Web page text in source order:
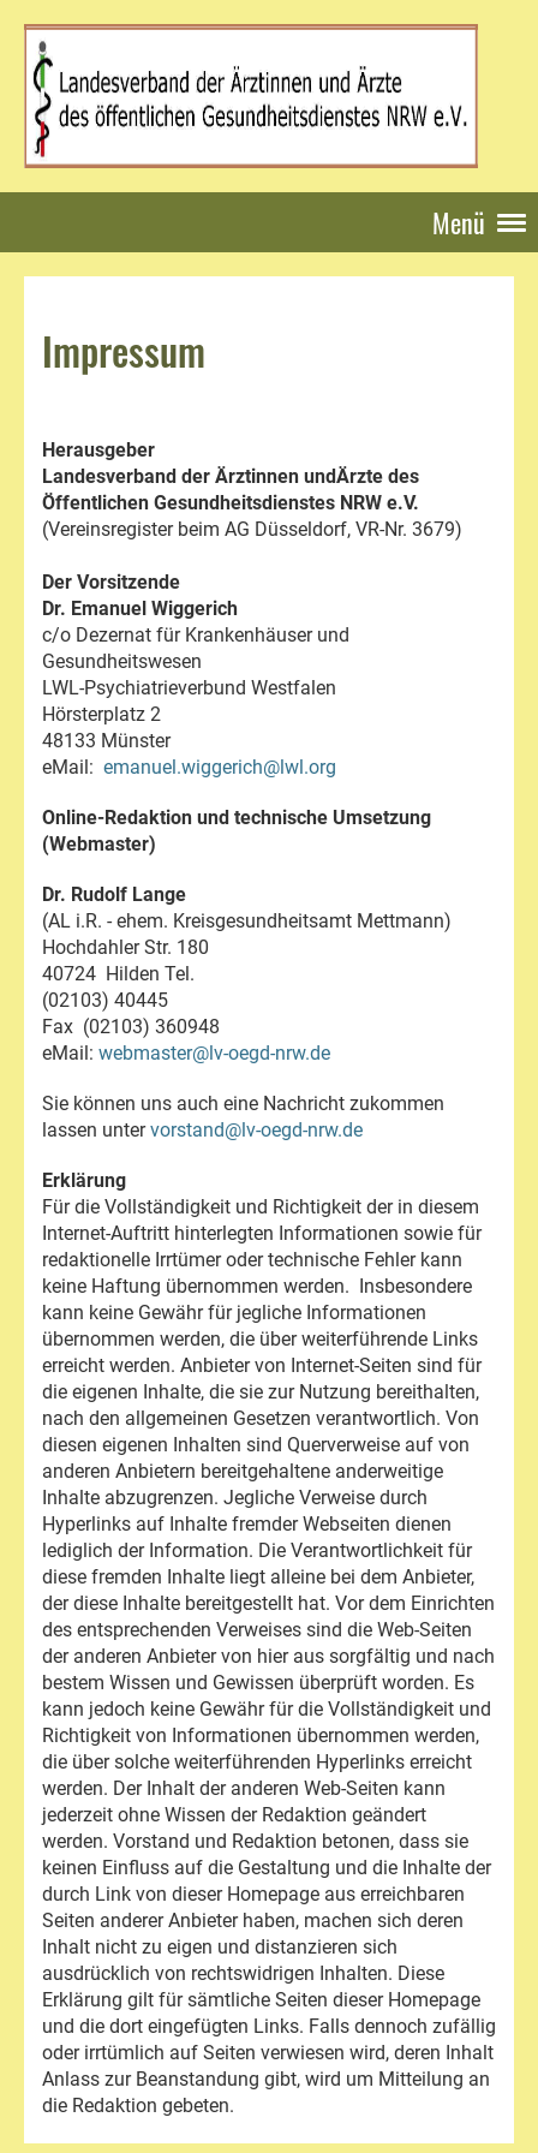
Menü
Impressum
Herausgeber
Landesverband der Ärztinnen undÄrzte des
Öffentlichen Gesundheitsdienstes NRW e.V.
(Vereinsregister beim AG Düsseldorf, VR-Nr. 3679)
Der Vorsitzende
Dr. Emanuel Wiggerich
c/o Dezernat für Krankenhäuser und
Gesundheitswesen
LWL-Psychiatrieverbund Westfalen
Hörsterplatz 2
48133 Münster
eMail: emanuel.wiggerich@lwl.org
Online-Redaktion und technische Umsetzung
(Webmaster)
Dr. Rudolf Lange
(AL i.R. - ehem. Kreisgesundheitsamt Mettmann)
Hochdahler Str. 180
40724 Hilden Tel.
(02103) 40445
Fax (02103) 360948
eMail: webmaster@lv-oegd-nrw.de
Sie können uns auch eine Nachricht zukommen
lassen untervorstand@lv-oegd-nrw.de
Erklärung
Für die Vollständigkeit und Richtigkeit der in diesem
Internet-Auftritt hinterlegten Informationen sowie für
redaktionelle Irrtümer oder technische Fehler kann
keine Haftung übernommen werden. Insbesondere
kann keine Gewähr für jegliche Informationen
übernommen werden, die über weiterführende Links
erreicht werden. Anbieter von Internet-Seiten sind für
die eigenen Inhalte, die sie zur Nutzung bereithalten,
nach den allgemeinen Gesetzen verantwortlich. Von
diesen eigenen Inhalten sind Querverweise auf von
anderen Anbietern bereitgehaltene anderweitige
Inhalte abzugrenzen. Jegliche Verweise durch
Hyperlinks auf Inhalte fremder Webseiten dienen
lediglich der Information. Die Verantwortlichkeit für
diese fremden Inhalte liegt alleine bei dem Anbieter,
der diese Inhalte bereitgestellt hat. Vor dem Einrichten
des entsprechenden Verweises sind die Web-Seiten
der anderen Anbieter von hier aus sorgfältig und nach
bestem Wissen und Gewissen überprüft worden. Es
kann jedoch keine Gewähr für die Vollständigkeit und
Richtigkeit von Informationen übernommen werden,
die über solche weiterführenden Hyperlinks erreicht
werden. Der Inhalt der anderen Web-Seiten kann
jederzeit ohne Wissen der Redaktion geändert
werden. Vorstand und Redaktion betonen, dass sie
keinen Einfluss auf die Gestaltung und die Inhalte der
durch Link von dieser Homepage aus erreichbaren
Seiten anderer Anbieter haben, machen sich deren
Inhalt nicht zu eigen und distanzieren sich
ausdrücklich von rechtswidrigen Inhalten. Diese
Erklärung gilt für sämtliche Seiten dieser Homepage
und die dort eingefügten Links. Falls dennoch zufällig
oder irrtümlich auf Seiten verwiesen wird, deren Inhalt
Anlass zur Beanstandung gibt, wird um Mitteilung an
die Redaktion gebeten.